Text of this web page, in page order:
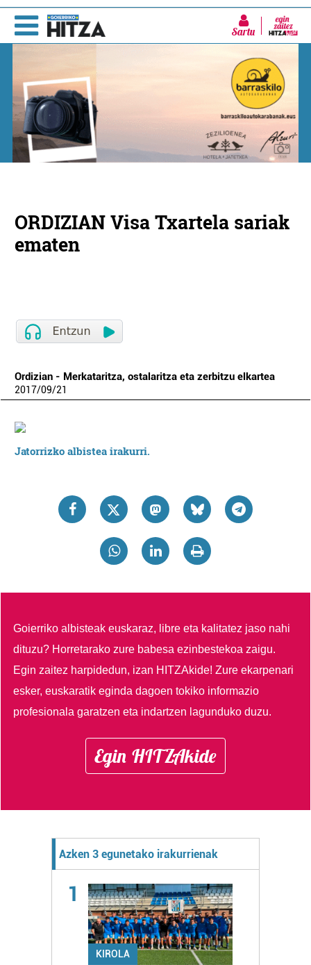
Sartu
ORDIZIAN Visa Txartela sariak
ematen
Ordizian - Merkataritza, ostalaritza eta zerbitzu elkartea
2017/09/21
Jatorrizko albistea irakurri.
Goierriko albisteak euskaraz, libre eta kalitatez jaso nahi
dituzu? Horretarako zure babesa ezinbestekoa zaigu.
Egin zaitez harpidedun, izan HITZAkide!Zure ekarpenari
esker, euskaratik eginda dagoen tokiko informazio
profesionala garatzen eta indartzen lagunduko duzu.
Egin HITZAkide
Azken 3 egunetako irakurrienak
1
KIROLA